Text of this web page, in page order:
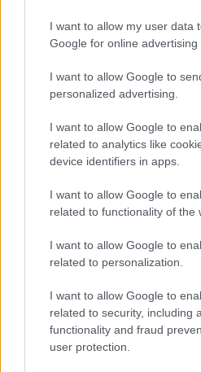
I want to allow my user data
Google for online advertising
I want to allow Google to
personalized advertising.
I want to allow Google to
related to analytics like
device identifiers in apps.
I want to allow Google to
related to functionality of the
I want to allow Google to
related to personalization.
I want to allow Google to
related to security, including
functionality and fraud
user protection.
NECROLOGIE
Mario Malu
Paolo Pinna
Martina Agostina
I nostri cari
I nostri cari